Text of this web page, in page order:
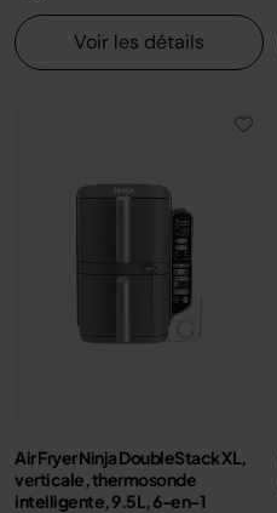
Voir les détails
Air Fryer Ninja DoubleStack XL,
verticale, thermosonde
intelligente, 9.5L, 6-en-1